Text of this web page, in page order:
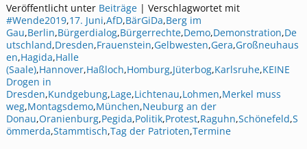
Veröffentlicht unter Beiträge| Verschlagwortet mit
#Wende2019,17. Juni,AfD,BärGiDa,Berg im
Gau,Berlin,Bürgerdialog,Bürgerrechte,Demo,Demonstration,De
utschland,Dresden,Frauenstein,Gelbwesten,Gera,Großneuhaus
en,Hagida,Halle
(Saale),Hannover,Haßloch,Homburg,Jüterbog,Karlsruhe,KEINE
Drogen in
Dresden,Kundgebung,Lage,Lichtenau,Lohmen,Merkel muss
weg,Montagsdemo,München,Neuburg an der
Donau,Oranienburg,Pegida,Politik,Protest,Raguhn,Schönefeld,S
ömmerda,Stammtisch,Tag der Patrioten,Termine